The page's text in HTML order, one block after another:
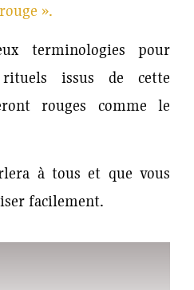
».
terminologies pour
issus de cette
rouges comme le
à tous et que vous
facilement.